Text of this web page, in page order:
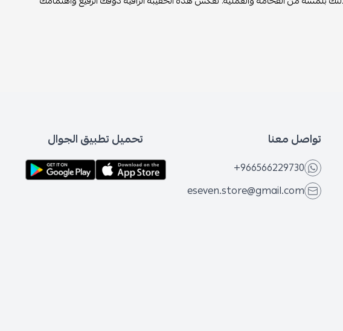
تواصل معنا
+966566229730
eseven.store@gmail.com
تحميل تطبيق الجوال